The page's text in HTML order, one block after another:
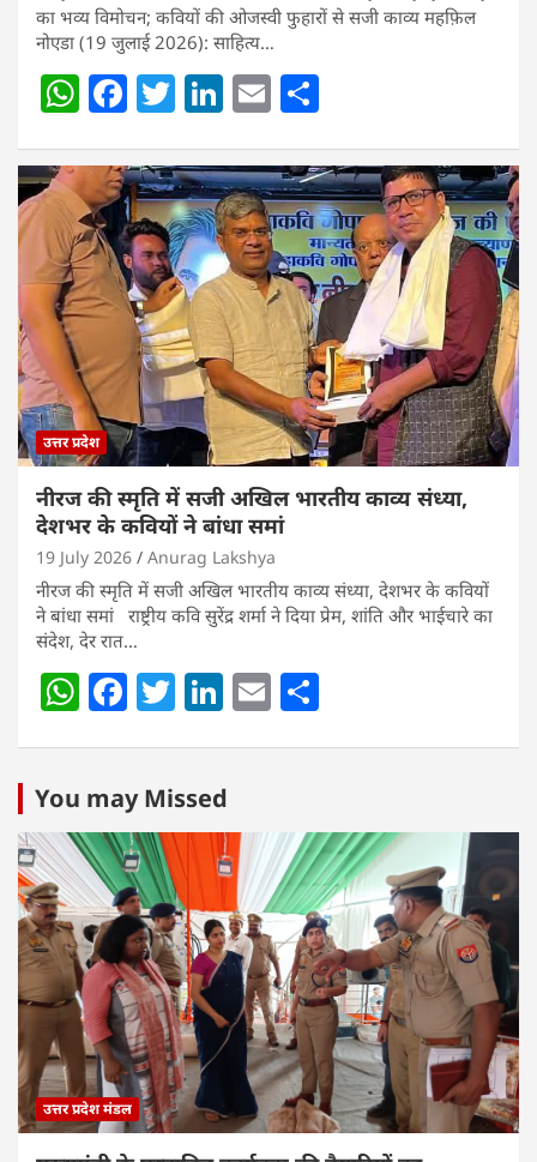
का भव्य विमोचन; कवियों की ओजस्वी फुहारों से सजी काव्य महफ़िल
नोएडा (19 जुलाई 2026): साहित्य…
W
at
s
A
p
p
F
c
e
b
o
o
k
T
itt
er
Li
k
e
dI
n
E
ai
l
ar
e
उत्तर प्रदेश
नीरज की स्मृति में सजी अखिल भारतीय काव्य संध्या,
देशभर के कवियों ने बांधा समां
19 July 2026 Anurag Lakshya
नीरज की स्मृति में सजी अखिल भारतीय काव्य संध्या, देशभर के कवियों
ने बांधा समां राष्ट्रीय कवि सुरेंद्र शर्मा ने दिया प्रेम, शांति और भाईचारे का
संदेश, देर रात…
W
s
A
p
p
F
e
b
o
o
k
T
er
Li
e
dI
n
E
You may Missed
उत्तर प्रदेश मंडल